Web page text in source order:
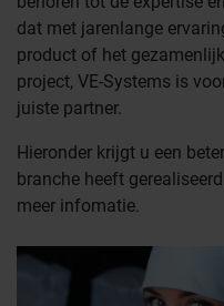
dat met jarenlange
product of het
project, VE-Systems is
juiste partner.
Hieronder krijgt u een
branche heeft
meer infomatie.